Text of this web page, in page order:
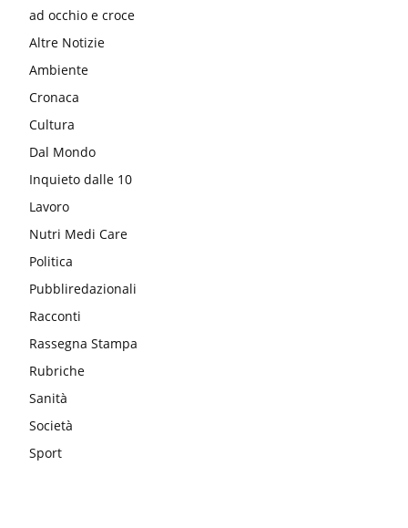
ad occhio e croce
Altre Notizie
Ambiente
Cronaca
Cultura
Dal Mondo
Inquieto dalle 10
Lavoro
Nutri Medi Care
Politica
Pubbliredazionali
Racconti
Rassegna Stampa
Rubriche
Sanità
Società
Sport